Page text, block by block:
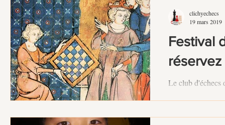
Vie du club Féminines Scolaires
Festival
Le club d'échecs
clichyechecs
19 mars 2019